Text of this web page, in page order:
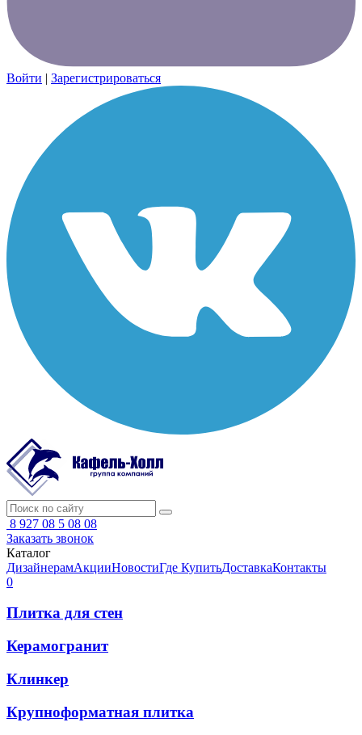
Войти | Зарегистрироваться
8 927 08 5 08 08
Заказать звонок
Каталог
ДизайнерамАкцииНовостиГде КупитьДоставкаКонтакты
0
Плитка для стен
Керамогранит
Клинкер
Крупноформатная плитка